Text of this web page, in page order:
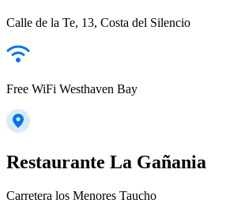
Calle de la Te, 13, Costa del Silencio
Free WiFi Westhaven Bay
Restaurante La Gañania
Carretera los Menores Taucho